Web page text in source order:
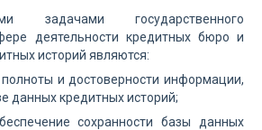
задачами государственного
деятельности кредитных бюро и
историй являются:
и достоверности информации,
данных кредитных историй;
сохранности базы данных